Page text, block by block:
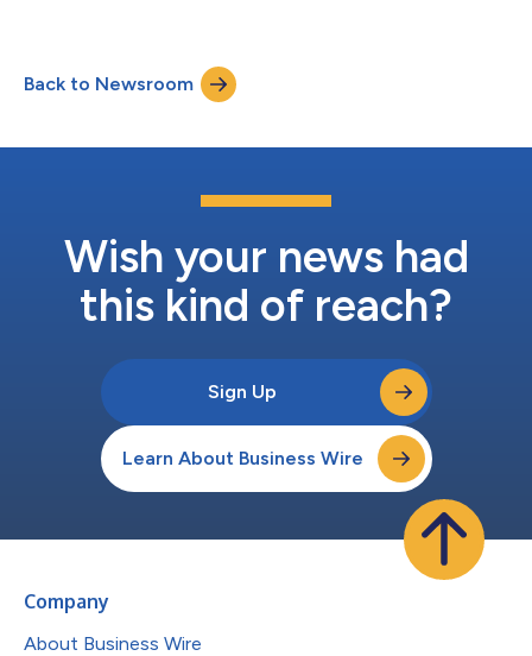
plus dynamiques d’Europe, avec un chiffre d’affaires qui s’est
élevé à environ 5,8 milliards d’euros en 2025. Loin d’être un
Back to Newsroom
Wish your news had
this kind of reach?
Sign Up
Learn About Business Wire
Company
About Business Wire